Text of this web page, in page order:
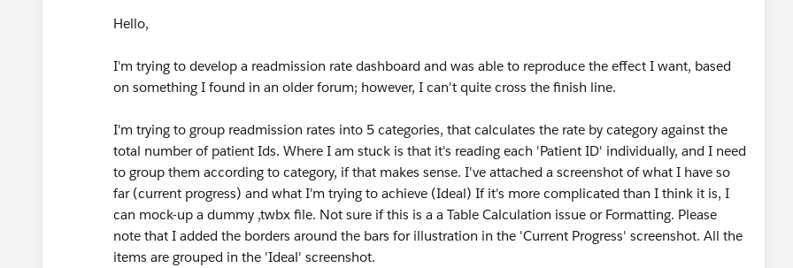
Hello,
I'm trying to develop a readmission rate dashboard and was able to reproduce the effect I want, based
on something I found in an older forum; however, I can't quite cross the finish line.
I'm trying to group readmission rates into 5 categories, that calculates the rate by category against the
total number of patient Ids. Where I am stuck is that it's reading each 'Patient ID' individually, and I need
to group them according to category, if that makes sense. I've attached a screenshot of what I have so
far (current progress) and what I'm trying to achieve (Ideal) If it's more complicated than I think it is, I
can mock-up a dummy ,twbx file. Not sure if this is a a Table Calculation issue or Formatting. Please
note that I added the borders around the bars for illustration in the 'Current Progress' screenshot. All the
items are grouped in the 'Ideal' screenshot.